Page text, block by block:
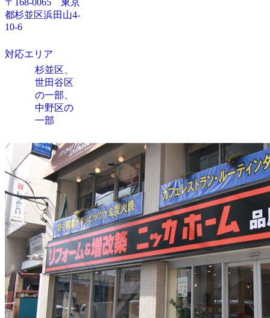
〒168-0065 東京
都杉並区浜田山4-
10-6
対応エリア
杉並区、
世田谷区
の一部、
中野区の
一部